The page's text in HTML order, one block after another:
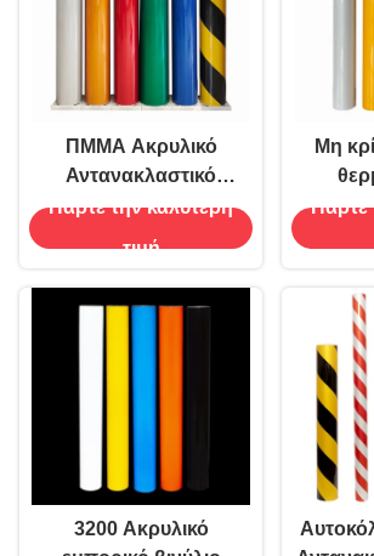
ΠΜΜΑ Ακρυλικό
Αντανακλαστικό
Βινύλιο υψηλής
Πάρτε την καλύτερη
τιμή
Μη
Πάρτε
3200 Ακρυλικό